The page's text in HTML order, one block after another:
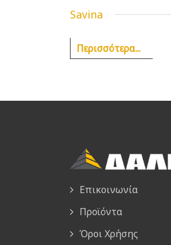
Savina
Περισσότερα...
Επικοινωνία
Προϊόντα
Όροι Χρήσης